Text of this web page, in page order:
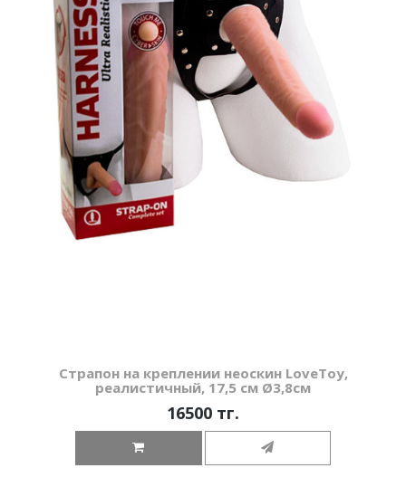
Страпон на креплении неоскин LoveToy,
реалистичный, 17,5 см Ø3,8см
16500 тг.